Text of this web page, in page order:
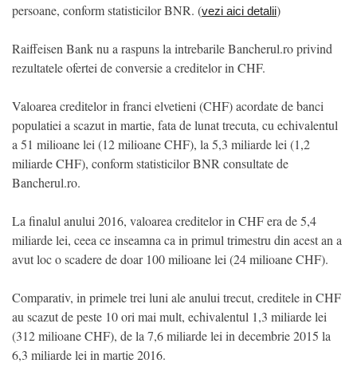
persoane, conform statisticilor BNR. (vezi aici detalii)
Raiffeisen Bank nu a raspuns la intrebarile Bancherul.ro privind
rezultatele ofertei de conversie a creditelor in CHF.
Valoarea creditelor in franci elvetieni (CHF) acordate de banci
populatiei a scazut in martie, fata de lunat trecuta, cu echivalentul
a 51 milioane lei (12 milioane CHF), la 5,3 miliarde lei (1,2
miliarde CHF), conform statisticilor BNR consultate de
Bancherul.ro.
La finalul anului 2016, valoarea creditelor in CHF era de 5,4
miliarde lei, ceea ce inseamna ca in primul trimestru din acest an a
avut loc o scadere de doar 100 milioane lei (24 milioane CHF).
Comparativ, in primele trei luni ale anului trecut, creditele in CHF
au scazut de peste 10 ori mai mult, echivalentul 1,3 miliarde lei
(312 milioane CHF), de la 7,6 miliarde lei in decembrie 2015 la
6,3 miliarde lei in martie 2016.